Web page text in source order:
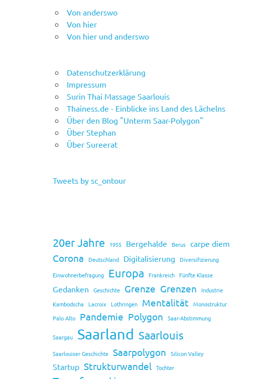
Von anderswo
Von hier
Von hier und anderswo
Datenschutzerklärung
Impressum
Surin Thai Massage Saarlouis
Thainess.de - Einblicke ins Land des Lächelns
Über den Blog "Unterm Saar-Polygon"
Über Stephan
Über Sureerat
Tweets by sc_ontour
20er Jahre 1955 Bergehalde Berus carpe diem
Corona Deutschland Digitalisierung
Diversifizierung
Einwohnerbefragung
Europa Frankreich Fünfte Klasse
Gedanken Geschichte Grenze Grenzen
Industrie
Kambodscha
Lacroix Lothringen Mentalität
Monostruktur
Palo Alto
Pandemie Polygon Saar-Abstimmung
Saargau Saarland Saarlouis
Saarlouiser Geschichte Saarpolygon Silicon Valley
Startup Strukturwandel Tochter